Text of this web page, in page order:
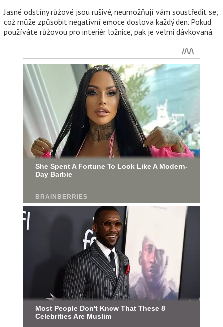
Jasné odstíny růžové jsou rušivé, neumožňují vám soustředit se,
což může způsobit negativní emoce doslova každý den. Pokud
používáte růžovou pro interiér ložnice, pak je velmi dávkovaná.